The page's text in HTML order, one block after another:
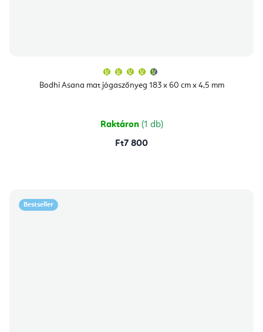
Bodhi Asana mat jógaszőnyeg 183 x 60 cm x 4,5 mm
átlagos
értékelése
csillag.
Raktáron (1 db)
Ft7 800
Bestseller